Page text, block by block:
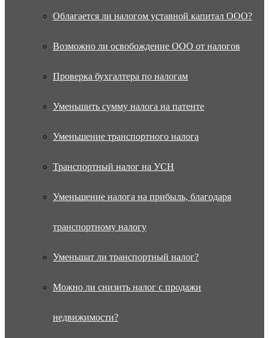
Облагается ли налогом уставной капитал ООО?
Возможно ли освобождение ООО от налогов
Проверка бухгалтера по налогам
Уменьшить сумму налога на патенте
Уменьшение транспортного налога
Транспортный налог на УСН
Уменьшение налога на прибыль, благодаря
транспортному налогу
Уменьшат ли транспортный налог?
Можно ли снизить налог с продажи
недвижимости?